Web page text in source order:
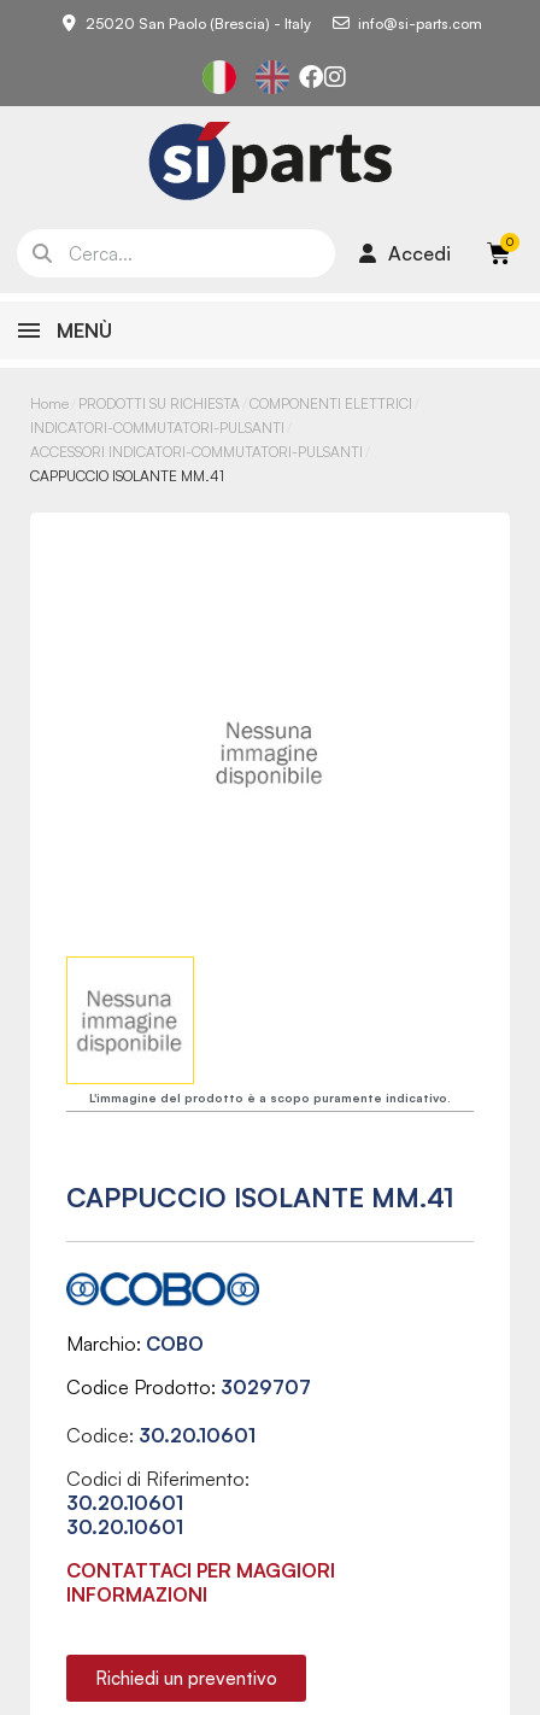
25020 San Paolo (Brescia) - Italy info@si-parts.com
Accedi
MENÙ
Home PRODOTTI SU RICHIESTA COMPONENTI ELETTRICI
INDICATORI-COMMUTATORI-PULSANTI
ACCESSORI INDICATORI-COMMUTATORI-PULSANTI
CAPPUCCIO ISOLANTE MM.41
L'immagine del prodotto è a scopo puramente indicativo.
CAPPUCCIO ISOLANTE MM.41
Marchio COBO
Codice Prodotto 3029707
Codice: 30.20.10601
Codici di Riferimento:
30.20.10601
30.20.10601
CONTATTACI PER MAGGIORI
INFORMAZIONI
Richiedi un preventivo